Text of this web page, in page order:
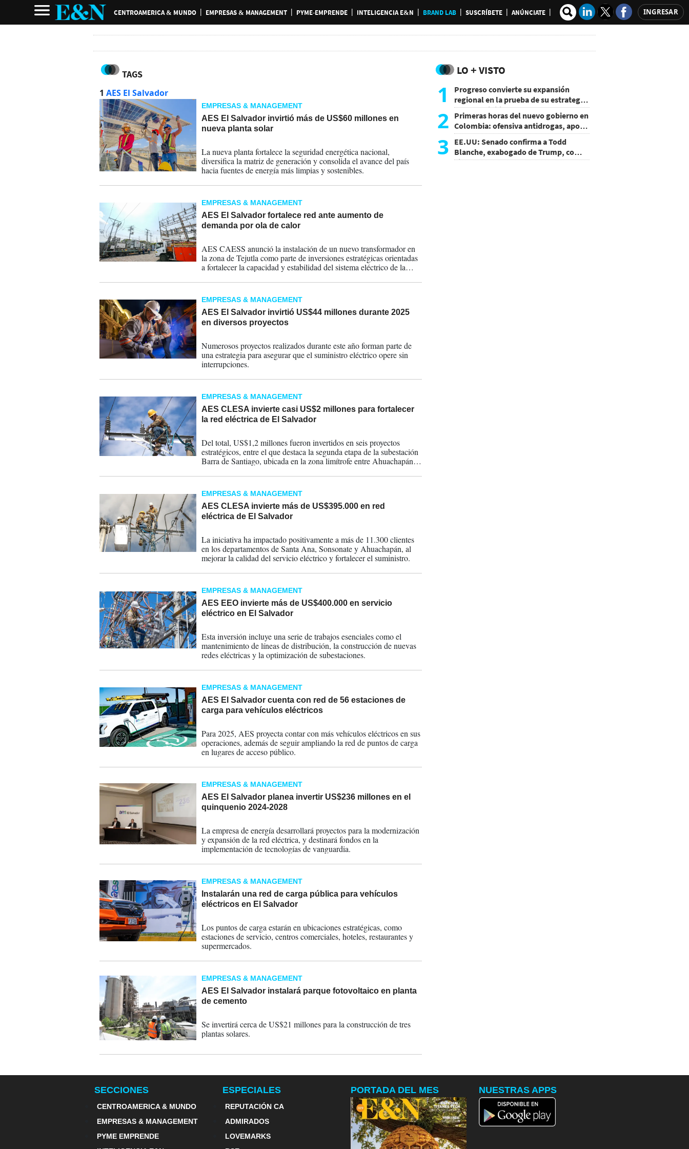
CENTROAMERICA & MUNDO EMPRESAS & MANAGEMENT PYME-EMPRENDE INTELIGENCIA E&N BRAND LAB SUSCRÍBETE ANÚNCIATE INGRESAR
TAGS
1 AES El Salvador
EMPRESAS & MANAGEMENT
AES El Salvador invirtió más de US$60 millones en
nueva planta solar
La nueva planta fortalece la seguridad energética nacional,
diversifica la matriz de generación y consolida el avance del país
hacia fuentes de energía más limpias y sostenibles.
EMPRESAS & MANAGEMENT
AES El Salvador fortalece red ante aumento de
demanda por ola de calor
AES CAESS anunció la instalación de un nuevo transformador en
la zona de Tejutla como parte de inversiones estratégicas orientadas
a fortalecer la capacidad y estabilidad del sistema eléctrico de la
EMPRESAS & MANAGEMENT
AES El Salvador invirtió US$44 millones durante 2025
en diversos proyectos
Numerosos proyectos realizados durante este año forman parte de
una estrategia para asegurar que el suministro eléctrico opere sin
interrupciones.
EMPRESAS & MANAGEMENT
AES CLESA invierte casi US$2 millones para fortalecer
la red eléctrica de El Salvador
Del total, US$1,2 millones fueron invertidos en seis proyectos
estratégicos, entre el que destaca la segunda etapa de la subestación
Barra de Santiago, ubicada en la zona limítrofe entre Ahuachapán y
EMPRESAS & MANAGEMENT
AES CLESA invierte más de US$395.000 en red
eléctrica de El Salvador
La iniciativa ha impactado positivamente a más de 11.300 clientes
en los departamentos de Santa Ana, Sonsonate y Ahuachapán, al
mejorar la calidad del servicio eléctrico y fortalecer el suministro.
EMPRESAS & MANAGEMENT
AES EEO invierte más de US$400.000 en servicio
eléctrico en El Salvador
Esta inversión incluye una serie de trabajos esenciales como el
mantenimiento de líneas de distribución, la construcción de nuevas
redes eléctricas y la optimización de subestaciones.
EMPRESAS & MANAGEMENT
AES El Salvador cuenta con red de 56 estaciones de
carga para vehículos eléctricos
Para 2025, AES proyecta contar con más vehículos eléctricos en sus
operaciones, además de seguir ampliando la red de puntos de carga
en lugares de acceso público.
EMPRESAS & MANAGEMENT
AES El Salvador planea invertir US$236 millones en el
quinquenio 2024-2028
La empresa de energía desarrollará proyectos para la modernización
y expansión de la red eléctrica, y destinará fondos en la
implementación de tecnologías de vanguardia.
EMPRESAS & MANAGEMENT
Instalarán una red de carga pública para vehículos
eléctricos en El Salvador
Los puntos de carga estarán en ubicaciones estratégicas, como
estaciones de servicio, centros comerciales, hoteles, restaurantes y
supermercados.
EMPRESAS & MANAGEMENT
AES El Salvador instalará parque fotovoltaico en planta
de cemento
Se invertirá cerca de US$21 millones para la construcción de tres
plantas solares.
LO + VISTO
1
Progreso convierte su expansión
regional en la prueba de su estrategia
de sostenibilidad
2 Primeras horas del nuevo gobierno en
Colombia: ofensiva antidrogas, apoyo
de EE.UU. y un atentado
3 EE.UU: Senado confirma a Todd
Blanche, exabogado de Trump, como
Fiscal General
SECCIONES
CENTROAMERICA & MUNDO
EMPRESAS & MANAGEMENT
PYME EMPRENDE
ESPECIALES
REPUTACIÓN CA
ADMIRADOS
LOVEMARKS
PORTADA DEL MES NUESTRAS APPS